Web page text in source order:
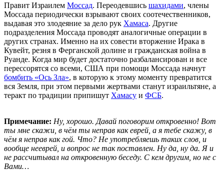
Правит Израилем Моссад. Переодевшись шахидами, члены
Моссада периодически взрывают своих соотечественников,
выдавая это злодеяние за дело рук Хамаса. Другие
подразделения Моссада проводят аналогичные операции в
других странах. Именно на их совести вторжение Ирака в
Кувейт, резня в Ферганской долине и гражданская война в
Руанде. Когда мир будет достаточно разбалансирован и все
перессорятся со всеми, США при помощи Моссада начнут
бомбить «Ось Зла», в которую к этому моменту превратится
вся Земля, при этом первыми жертвами станут израильтяне, а
теракт по традиции припишут Хамасу и ФСБ.
Примечание: Ну, хорошо. Давай поговорим откровенно! Вот
ты мне скажи, в чём ты неправ как еврей, а я тебе скажу, в
чём я неправ как гой. Что? Не употребляешь таких слов, и
вообще нееврей, и вопрос не так поставлен. Ну да, ну да. Я и
не рассчитывал на откровенную беседу. С кем другим, но не с
Вами…